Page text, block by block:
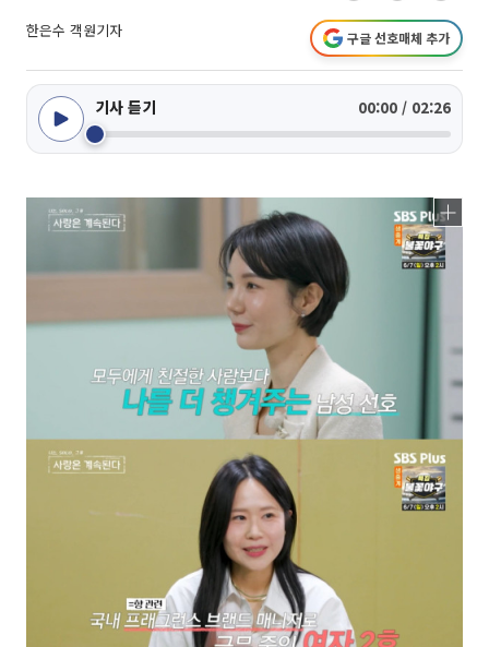
한은수 객원기자 구글 선호매체 추가
기사 듣기 00:00 / 02:26